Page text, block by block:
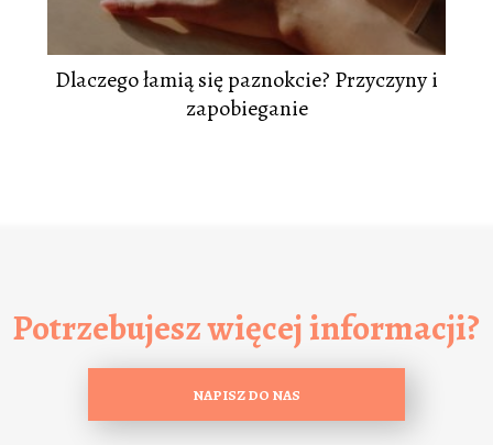
Dlaczego łamią się paznokcie? Przyczyny i
zapobieganie
Potrzebujesz więcej informacji?
NAPISZ DO NAS